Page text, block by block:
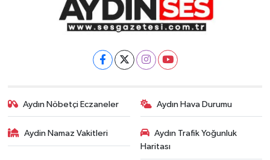
Aydın Nöbetçi Eczaneler Aydın Hava Durumu
Aydin Namaz Vakitleri
Aydın Trafik Yoğunluk
Haritası